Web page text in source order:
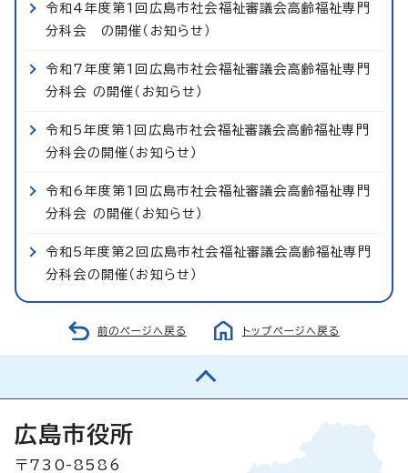
令和4年度第1回広島市社会福祉審議会高齢福祉専門
分科会 の開催（お知らせ）
令和7年度第1回広島市社会福祉審議会高齢福祉専門
分科会 の開催（お知らせ）
令和5年度第1回広島市社会福祉審議会高齢福祉専門
分科会の開催（お知らせ）
令和6年度第1回広島市社会福祉審議会高齢福祉専門
分科会 の開催（お知らせ）
令和5年度第2回広島市社会福祉審議会高齢福祉専門
分科会の開催（お知らせ）
前のページへ戻る トップページへ戻る
広島市役所
〒730-8586